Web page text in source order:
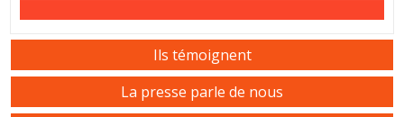
Ils témoignent
La presse parle de nous